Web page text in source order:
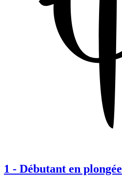
1 - Débutant en plongée